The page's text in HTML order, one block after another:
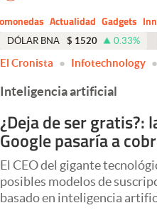
Economía y Política
Finanzas y Mercados
Mercados Online
Negocios
Columnistas
Otras secciones
Apertura
Actualidad Gadgets
DÓLAR BNA $ 1520 0.33%
El Cronista Infotechnology
Inteligencia artificial
¿Deja de ser gratis?:
Google pasaría a
El CEO del gigante
posibles modelos de
basado en inteligencia